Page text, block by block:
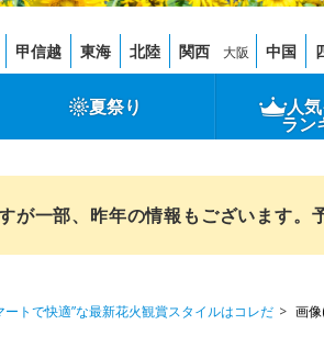
甲信越 東海 北陸 関西 大阪 中国
夏祭り 人
ラン
一部、昨年の情報もございます。
トで快適”な最新花火観賞スタイルはコレだ
画